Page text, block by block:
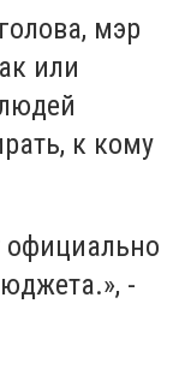
мэр
или
к кому
официально
-